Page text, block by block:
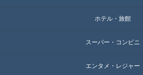
ホテル・旅館
スーパー・コンビニ
エンタメ・レジャー